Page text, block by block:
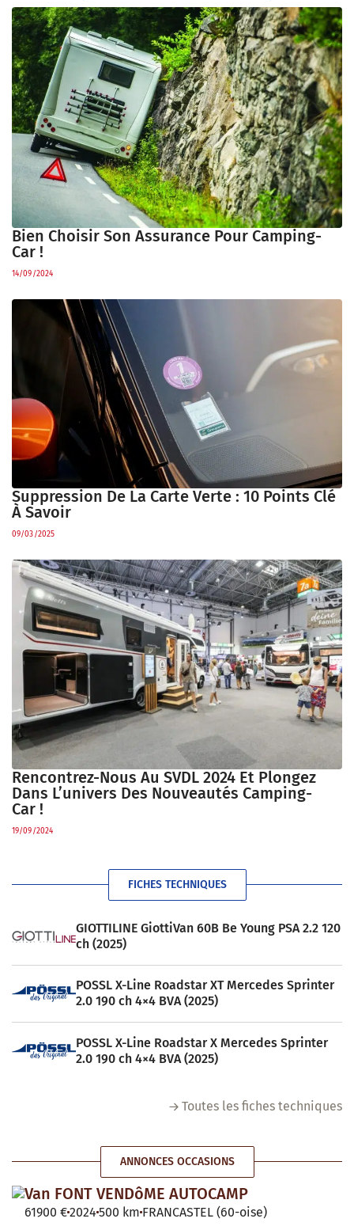
Bien Choisir Son Assurance Pour Camping-
Car !
14/09/2024
Suppression De La Carte Verte : 10 Points Clé
À Savoir
09/03/2025
Rencontrez-Nous Au SVDL 2024 Et Plongez
Dans L’univers Des Nouveautés Camping-
Car !
19/09/2024
FICHES TECHNIQUES
GIOTTILINE GiottiVan 60B Be Young PSA 2.2 120
ch (2025)
POSSL X-Line Roadstar XT Mercedes Sprinter
2.0 190 ch 4×4 BVA (2025)
POSSL X-Line Roadstar X Mercedes Sprinter
2.0 190 ch 4×4 BVA (2025)
Toutes les fiches techniques
ANNONCES OCCASIONS
Van FONT VENDôME AUTOCAMP
61900 €2024 500 km FRANCASTEL (60-oise)